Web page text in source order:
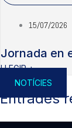
15/07/2026
Jornada en
LLEGIR +
NOTÍCIES
Entrades